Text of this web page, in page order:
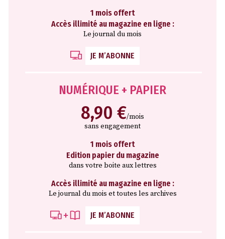
1 mois offert
Accès illimité au magazine en ligne :
Le journal du mois
JE M’ABONNE
NUMÉRIQUE + PAPIER
8,90 €/mois
sans engagement
1 mois offert
Edition papier du magazine
dans votre boite aux lettres
Accès illimité au magazine en ligne :
Le journal du mois et toutes les archives
JE M’ABONNE